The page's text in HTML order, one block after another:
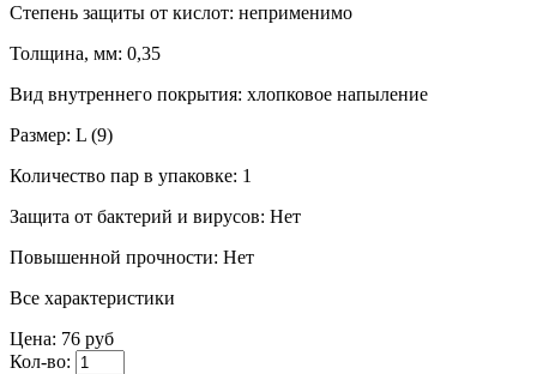
Степень защиты от кислот: неприменимо
Толщина, мм: 0,35
Вид внутреннего покрытия: хлопковое напыление
Размер: L (9)
Количество пар в упаковке: 1
Защита от бактерий и вирусов: Нет
Повышенной прочности: Нет
Все характеристики
Цена: 76 руб
Кол-во: